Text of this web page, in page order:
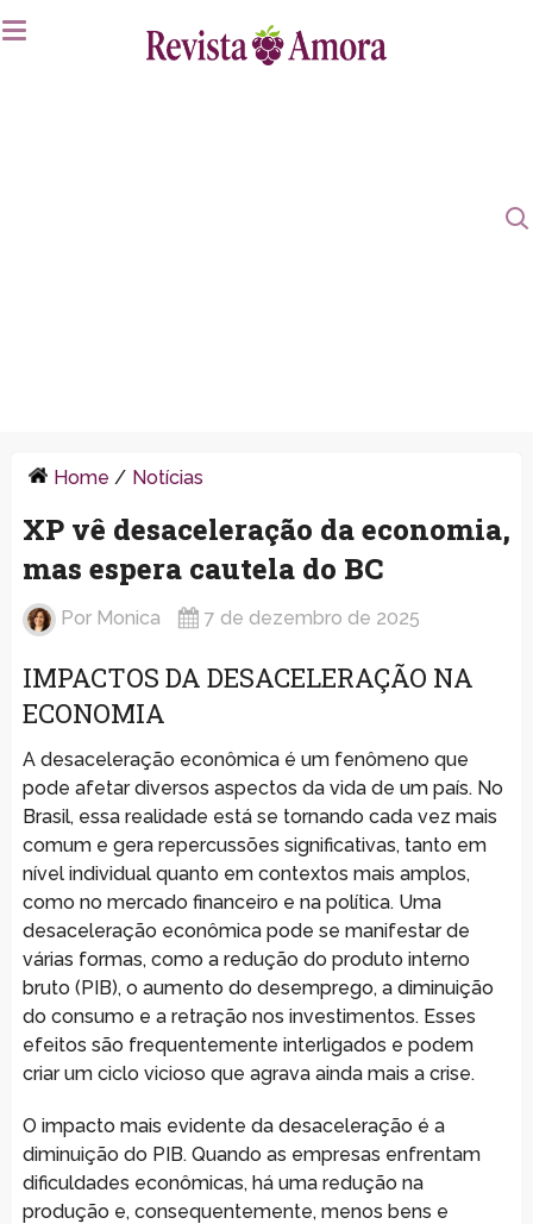
Home / Notícias
XP vê desaceleração da economia,
mas espera cautela do BC
Por Monica 7 de dezembro de 2025
IMPACTOS DA DESACELERAÇÃO NA
ECONOMIA
A desaceleração econômica é um fenômeno que
pode afetar diversos aspectos da vida de um país. No
Brasil, essa realidade está se tornando cada vez mais
comum e gera repercussões significativas, tanto em
nível individual quanto em contextos mais amplos,
como no mercado financeiro e na política. Uma
desaceleração econômica pode se manifestar de
várias formas, como a redução do produto interno
bruto (PIB), o aumento do desemprego, a diminuição
do consumo e a retração nos investimentos. Esses
efeitos são frequentemente interligados e podem
criar um ciclo vicioso que agrava ainda mais a crise.
O impacto mais evidente da desaceleração é a
diminuição do PIB. Quando as empresas enfrentam
dificuldades econômicas, há uma redução na
produção e, consequentemente, menos bens e